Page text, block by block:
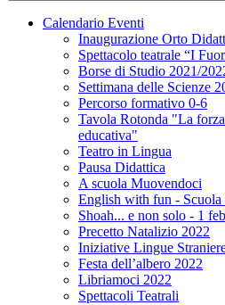
Calendario Eventi
Inaugurazione Orto
Spettacolo teatrale “I
Borse di Studio 2021/
Settimana delle Scienze
Percorso formativo 0-6
Tavola Rotonda "La
educativa"
Teatro in Lingua
Pausa Didattica
A scuola Muovendoci
English with fun - Scuola
Shoah... e non solo - 1
Precetto Natalizio 2022
Iniziative Lingue
Festa dell’albero 2022
Libriamoci 2022
Spettacoli Teatrali